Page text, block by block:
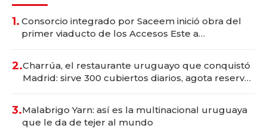
1. Consorcio integrado por Saceem inició obra del
primer viaducto de los Accesos Este a
2.Charrúa, el restaurante uruguayo que conquistó
Madrid: sirve 300 cubiertos diarios, agota reservas
3.Malabrigo Yarn: así es la multinacional uruguaya
que le da de tejer al mundo